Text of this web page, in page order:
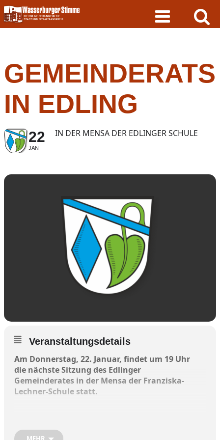
Skip
to
content
IN EDLING
22
JAN
IN DER MENSA DER EDLINGER SCHULE
Veranstaltungsdetails
Am Donnerstag, 22. Januar, findet um 19 Uhr
die nächste Sitzung des Edlinger
Gemeinderates in der Mensa der Franziska-
Lechner-Schule statt.